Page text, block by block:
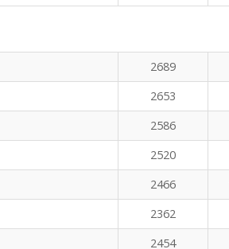
2689
2653
2586
2520
2466
2362
2454